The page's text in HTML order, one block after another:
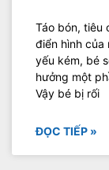
Táo bón, tiêu
điển hình của
yếu kém, bé
hưởng một
Vậy bé bị rối
ĐỌC TIẾP »